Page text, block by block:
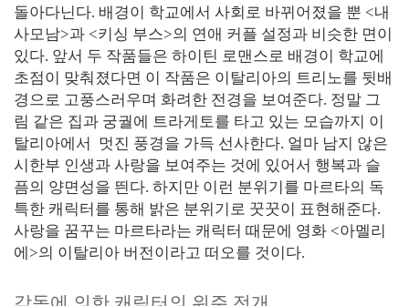
돌아다닌다. 배경이 학교에서 사회로 바뀌어졌을 뿐 <내
사모남>과 <키싱 부스>의 연애 커플 설정과 비슷한 면이
있다. 앞서 두 작품들은 하이틴 로맨스로 배경이 학교에
초점이 맞춰졌다면 이 작품은 이탈리아의 트리노를 뒷배
경으로 고풍스러우며 화려한 전경을 보여준다. 정말 그
림 같은 집과 궁궐에 트라게토를 타고 있는 모습까지 이
탈리아에서 멋진 풍경을 가득 선사한다. 얼마 남지 않은
시한부 인생과 사랑을 보여주는 것에 있어서 행복과 슬
픔의 양면성을 띈다. 하지만 이런 분위기를 마르타의 독
특한 캐릭터를 통해 밝은 분위기로 꿋꿋이 표현해준다.
사랑을 꿈꾸는 마르타라는 캐릭터 때문에 영화 <아멜리
에>의 이탈리아 버전이라고 떠오를 것이다.